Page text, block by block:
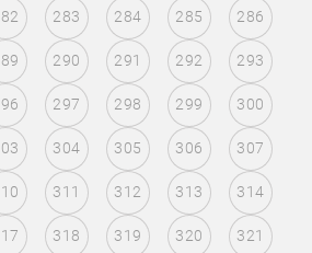
283 284 285 286
290 291 292 293
297 298 299 300
304 305 306 307
311 312 313 314
318 319 320 321